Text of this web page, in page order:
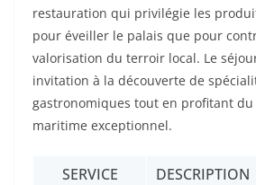
restauration qui privilégie les
pour éveiller le palais que pour
valorisation du terroir local. Le
invitation à la découverte de
gastronomiques tout en profitant du
maritime exceptionnel.
SERVICE DESCRIPTION